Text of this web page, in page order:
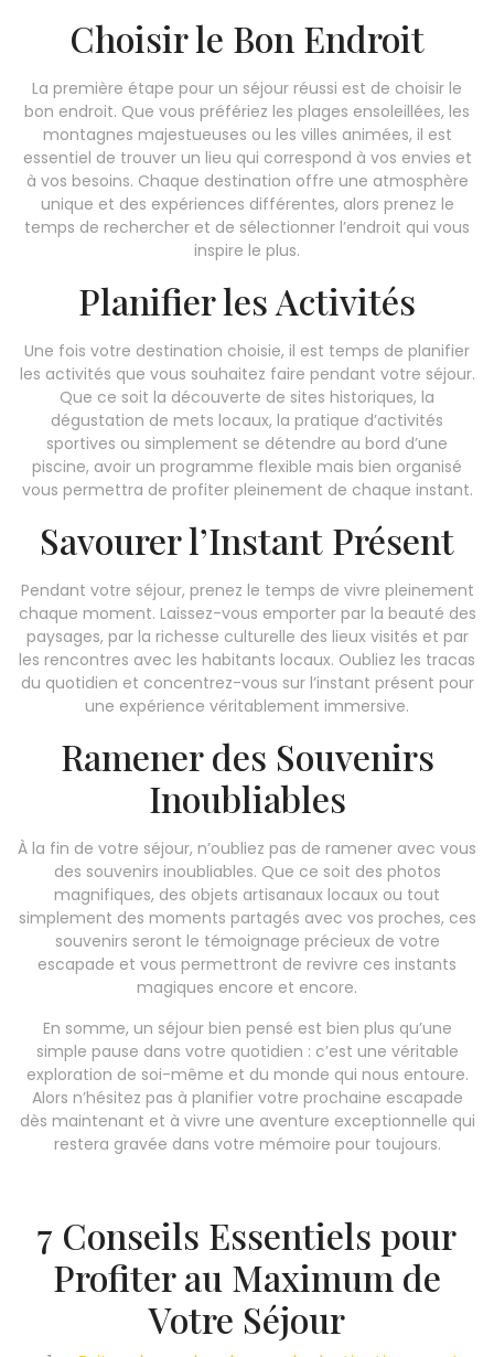
Choisir le Bon Endroit
La première étape pour un séjour réussi est de choisir le
bon endroit. Que vous préfériez les plages ensoleillées, les
montagnes majestueuses ou les villes animées, il est
essentiel de trouver un lieu qui correspond à vos envies et
à vos besoins. Chaque destination offre une atmosphère
unique et des expériences différentes, alors prenez le
temps de rechercher et de sélectionner l’endroit qui vous
inspire le plus.
Planifier les Activités
Une fois votre destination choisie, il est temps de planifier
les activités que vous souhaitez faire pendant votre séjour.
Que ce soit la découverte de sites historiques, la
dégustation de mets locaux, la pratique d’activités
sportives ou simplement se détendre au bord d’une
piscine, avoir un programme flexible mais bien organisé
vous permettra de profiter pleinement de chaque instant.
Savourer l’Instant Présent
Pendant votre séjour, prenez le temps de vivre pleinement
chaque moment. Laissez-vous emporter par la beauté des
paysages, par la richesse culturelle des lieux visités et par
les rencontres avec les habitants locaux. Oubliez les tracas
du quotidien et concentrez-vous sur l’instant présent pour
une expérience véritablement immersive.
Ramener des Souvenirs
Inoubliables
À la fin de votre séjour, n’oubliez pas de ramener avec vous
des souvenirs inoubliables. Que ce soit des photos
magnifiques, des objets artisanaux locaux ou tout
simplement des moments partagés avec vos proches, ces
souvenirs seront le témoignage précieux de votre
escapade et vous permettront de revivre ces instants
magiques encore et encore.
En somme, un séjour bien pensé est bien plus qu’une
simple pause dans votre quotidien : c’est une véritable
exploration de soi-même et du monde qui nous entoure.
Alors n’hésitez pas à planifier votre prochaine escapade
dès maintenant et à vivre une aventure exceptionnelle qui
restera gravée dans votre mémoire pour toujours.
7 Conseils Essentiels pour
Profiter au Maximum de
Votre Séjour